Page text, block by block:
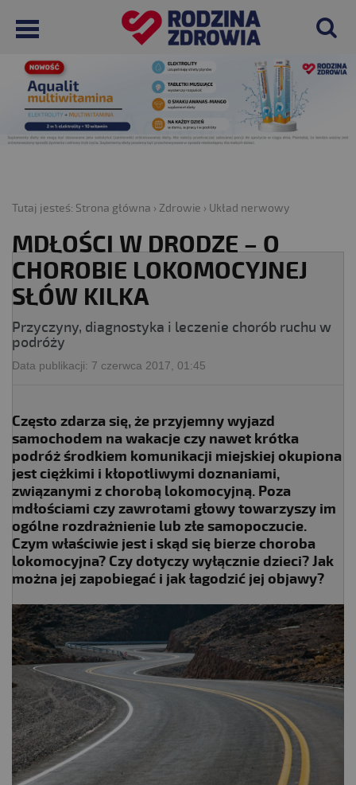
Tutaj jesteś: Strona główna › Zdrowie › Układ nerwowy
MDŁOŚCI W DRODZE – O
CHOROBIE LOKOMOCYJNEJ
SŁÓW KILKA
Przyczyny, diagnostyka i leczenie chorób ruchu w
podróży
Data publikacji: 7 czerwca 2017, 01:45
Często zdarza się, że przyjemny wyjazd
samochodem na wakacje czy nawet krótka
podróż środkiem komunikacji miejskiej okupiona
jest ciężkimi i kłopotliwymi doznaniami,
związanymi z chorobą lokomocyjną. Poza
mdłościami czy zawrotami głowy towarzyszy im
ogólne rozdrażnienie lub złe samopoczucie.
Czym właściwie jest i skąd się bierze choroba
lokomocyjna? Czy dotyczy wyłącznie dzieci? Jak
można jej zapobiegać i jak łagodzić jej objawy?